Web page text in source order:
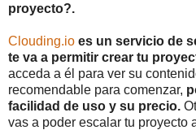
proyecto?.
Clouding.io es un servicio de
te va a permitir crear tu
acceda a él para ver su
recomendable para comenzar,
facilidad de uso y su precio.
vas a poder escalar tu proyecto